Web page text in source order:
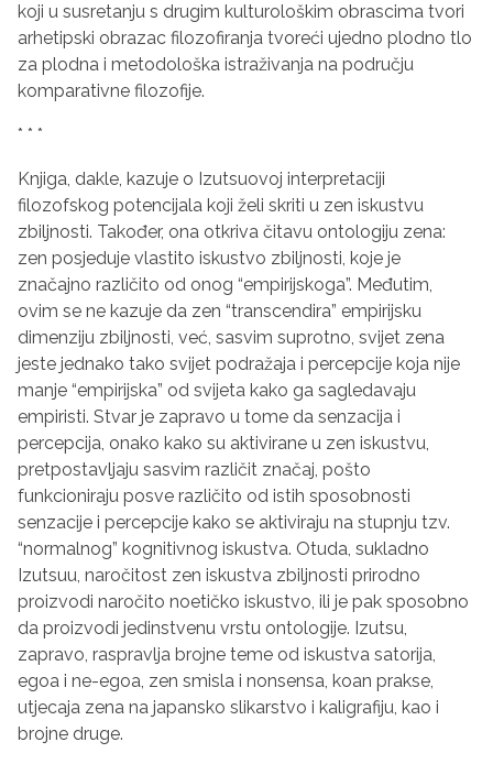
koji u susretanju s drugim kulturološkim obrascima tvori
arhetipski obrazac filozofiranja tvoreći ujedno plodno tlo
za plodna i metodološka istraživanja na području
komparativne filozofije.
* * *
Knjiga, dakle, kazuje o Izutsuovoj interpretaciji
filozofskog potencijala koji želi skriti u zen iskustvu
zbiljnosti. Također, ona otkriva čitavu ontologiju zena:
zen posjeduje vlastito iskustvo zbiljnosti, koje je
značajno različito od onog “empirijskoga”. Međutim,
ovim se ne kazuje da zen “transcendira” empirijsku
dimenziju zbiljnosti, već, sasvim suprotno, svijet zena
jeste jednako tako svijet podražaja i percepcije koja nije
manje “empirijska” od svijeta kako ga sagledavaju
empiristi. Stvar je zapravo u tome da senzacija i
percepcija, onako kako su aktivirane u zen iskustvu,
pretpostavljaju sasvim različit značaj, pošto
funkcioniraju posve različito od istih sposobnosti
senzacije i percepcije kako se aktiviraju na stupnju tzv.
“normalnog” kognitivnog iskustva. Otuda, sukladno
Izutsuu, naročitost zen iskustva zbiljnosti prirodno
proizvodi naročito noetičko iskustvo, ili je pak sposobno
da proizvodi jedinstvenu vrstu ontologije. Izutsu,
zapravo, raspravlja brojne teme od iskustva satorija,
egoa i ne-egoa, zen smisla i nonsensa, koan prakse,
utjecaja zena na japansko slikarstvo i kaligrafiju, kao i
brojne druge.